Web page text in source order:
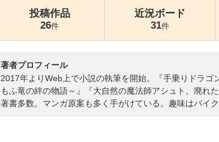
投稿作品
26件
近況ボード
31件
著者プロフィール
2017年よりWeb上で小説の執筆を開始。『手乗りドラ
もふ竜の絆の物語～』『大自然の魔法師アシュト、廃れ
著書多数。マンガ原案も多く手がけている。趣味はバイク